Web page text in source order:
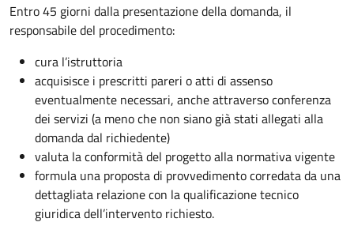
Entro 45 giorni dalla presentazione della domanda, il
responsabile del procedimento:
cura l’istruttoria
acquisisce i prescritti pareri o atti di assenso
eventualmente necessari, anche attraverso conferenza
dei servizi (a meno che non siano già stati allegati alla
domanda dal richiedente)
valuta la conformità del progetto alla normativa vigente
formula una proposta di provvedimento corredata da una
dettagliata relazione con la qualificazione tecnico
giuridica dell’intervento richiesto.